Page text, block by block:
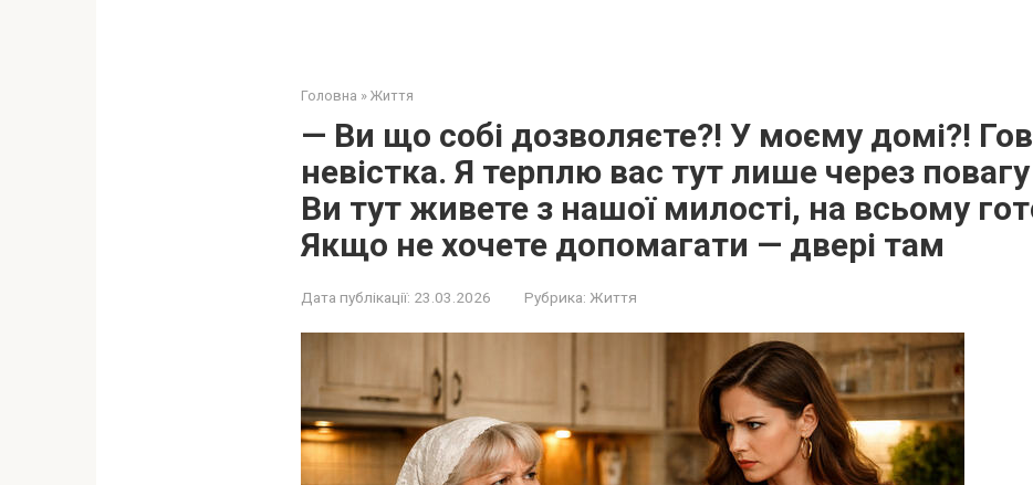
Головна » Життя
— Ви що собі дозволяєте?! У моєму домі?!
невістка. Я терплю вас тут лише через повагу
Ви тут живете з нашої милості, на всьому
Якщо не хочете допомагати — двері там
Дата публікації: 23.03.2026 Рубрика: Життя